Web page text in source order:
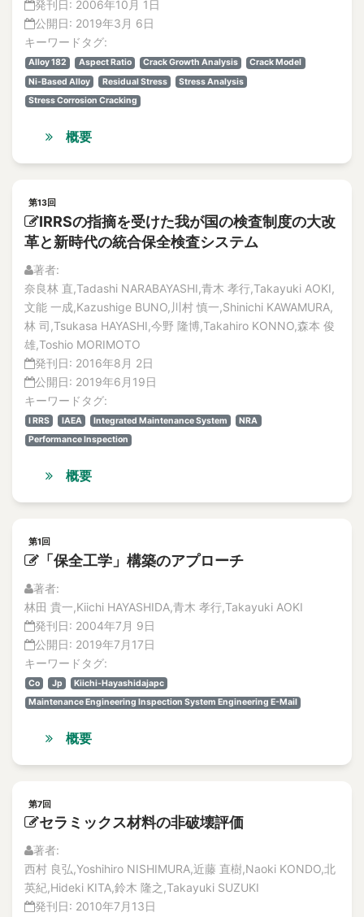
発刊日: 2006年10月 1日
公開日: 2019年3月 6日
キーワードタグ:
Alloy 182 Aspect Ratio Crack Growth Analysis
Crack Model
Ni-Based Alloy
Residual Stress
Stress Analysis
Stress Corrosion Cracking
概要
第13回
IRRSの指摘を受けた我が国の検査制度の大改
革と新時代の統合保全検査システム
著者:
奈良林 直,Tadashi NARABAYASHI,青木 孝行,Takayuki AOKI,
文能 一成,Kazushige BUNO,川村 慎一,Shinichi KAWAMURA,
林 司,Tsukasa HAYASHI,今野 隆博,Takahiro KONNO,森本 俊
雄,Toshio MORIMOTO
発刊日: 2016年8月 2日
公開日: 2019年6月19日
キーワードタグ:
I RRS IAEA Integrated Maintenance System
NRA
Performance Inspection
概要
第1回
「保全工学」構築のアプローチ
著者:
林田 貴一,Kiichi HAYASHIDA,青木 孝行,Takayuki AOKI
発刊日: 2004年7月 9日
公開日: 2019年7月17日
キーワードタグ:
Co Jp
Kiichi-Hayashidajapc
Maintenance Engineering Inspection System Engineering E-Mail
概要
第7回
セラミックス材料の非破壊評価
著者:
西村 良弘,Yoshihiro NISHIMURA,近藤 直樹,Naoki KONDO,北
英紀,Hideki KITA,鈴木 隆之,Takayuki SUZUKI
発刊日: 2010年7月13日